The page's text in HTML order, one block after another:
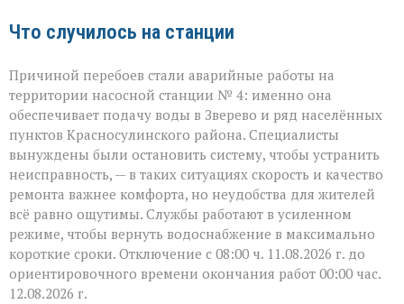
Что случилось на станции
Причиной перебоев стали аварийные работы на
территории насосной станции № 4: именно она
обеспечивает подачу воды в Зверево и ряд населённых
пунктов Красносулинского района. Специалисты
вынуждены были остановить систему, чтобы устранить
неисправность, — в таких ситуациях скорость и качество
ремонта важнее комфорта, но неудобства для жителей
всё равно ощутимы. Службы работают в усиленном
режиме, чтобы вернуть водоснабжение в максимально
короткие сроки. Отключение с 08:00 ч. 11.08.2026 г. до
ориентировочного времени окончания работ 00:00 час.
12.08.2026 г.